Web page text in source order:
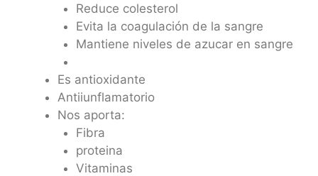
Reduce colesterol
Evita la coagulación de la sangre
Mantiene niveles de azucar en sangre
Es antioxidante
Antiiunflamatorio
Nos aporta:
Fibra
proteina
Vitaminas